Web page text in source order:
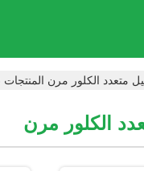
متعدد الكلور مرن المنتجات
الكلور مرن